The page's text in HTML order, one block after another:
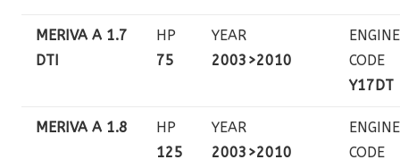
MERIVA A 1.7
DTI
HP
75
YEAR
2003>2010
ENGINE
CODE
Y17DT
MERIVA A 1.8
HP
125
YEAR
2003>2010
ENGINE
CODE